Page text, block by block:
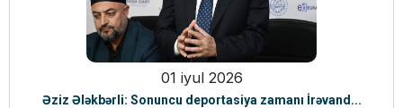
01 iyul 2026
Əziz Ələkbərli: Sonuncu deportasiya zamanı İrəvand...